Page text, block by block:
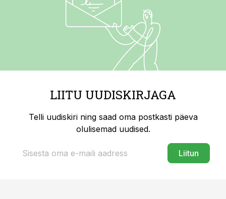
LIITU UUDISKIRJAGA
Telli uudiskiri ning saad oma postkasti päeva
olulisemad uudised.
Liitun